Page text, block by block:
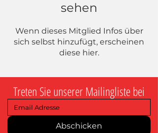
sehen
Wenn dieses Mitglied Infos über
sich selbst hinzufügt, erscheinen
diese hier.
Treten Sie unserer Mailingliste bei
Abschicken